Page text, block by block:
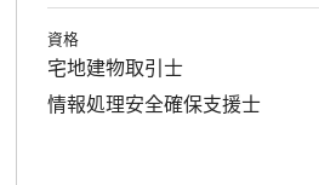
資格
宅地建物取引士
情報処理安全確保支援士